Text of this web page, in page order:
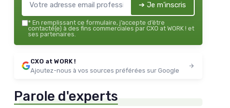
➔ Je m'inscris
* En remplissant ce formulaire, j’accepte d’être
contacté(e) à des fins commerciales par CXO at WORK ! et
ses partenaires.
CXO at WORK !
Ajoutez-nous à vos sources préférées sur Google
Parole d'experts